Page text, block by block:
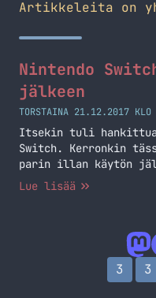
Artikkeleita on
Nintendo
jälkeen
TORSTAINA 21.12.2017
Itsekin tuli
Switch. Kerronkin
parin illan käytön
Lue lisää
3 3